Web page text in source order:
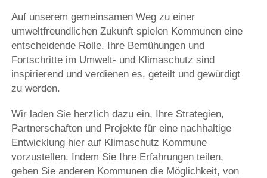
Auf unserem gemeinsamen Weg zu einer
umweltfreundlichen Zukunft spielen Kommunen eine
entscheidende Rolle. Ihre Bemühungen und
Fortschritte im Umwelt- und Klimaschutz sind
inspirierend und verdienen es, geteilt und gewürdigt
zu werden.
Wir laden Sie herzlich dazu ein, Ihre Strategien,
Partnerschaften und Projekte für eine nachhaltige
Entwicklung hier auf Klimaschutz Kommune
vorzustellen. Indem Sie Ihre Erfahrungen teilen,
geben Sie anderen Kommunen die Möglichkeit, von